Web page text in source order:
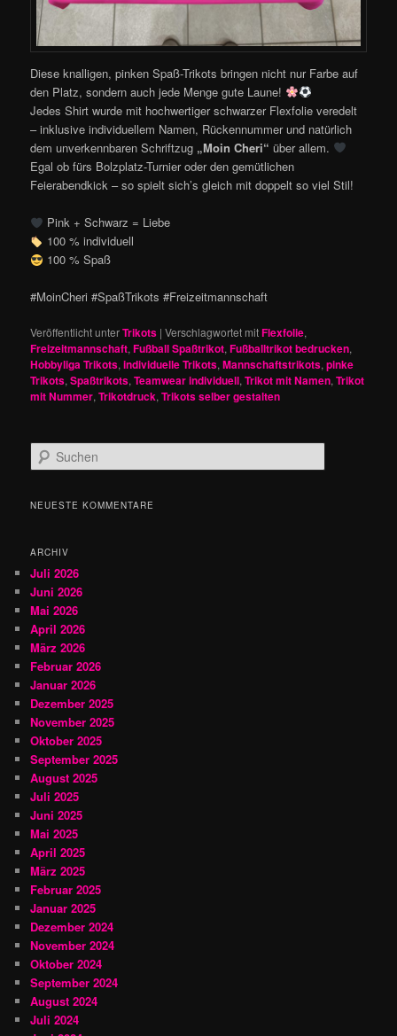
Diese knalligen, pinken Spaß-Trikots bringen nicht nur Farbe auf
den Platz, sondern auch jede Menge gute Laune!
Jedes Shirt wurde mit hochwertiger schwarzer Flexfolie veredelt
– inklusive individuellem Namen, Rückennummer und natürlich
dem unverkennbaren Schriftzug „Moin Cheri“ über allem.
Egal ob fürs Bolzplatz-Turnier oder den gemütlichen
Feierabendkick – so spielt sich’s gleich mit doppelt so viel Stil!
Pink + Schwarz = Liebe
100 % individuell
100 % Spaß
#MoinCheri #SpaßTrikots #Freizeitmannschaft
Veröffentlicht unterTrikots |Verschlagwortet mitFlexfolie,
Freizeitmannschaft,Fußball Spaßtrikot,Fußballtrikot bedrucken,
Hobbyliga Trikots,individuelle Trikots,Mannschaftstrikots,pinke
Trikots,Spaßtrikots,Teamwear individuell,Trikot mit Namen,Trikot
mit Nummer,Trikotdruck,Trikots selber gestalten
u
h
NEUESTE KOMMENTARE
ARCHIV
Juli 2026
Juni 2026
Mai 2026
April 2026
März 2026
Februar 2026
Januar 2026
Dezember 2025
November 2025
Oktober 2025
September 2025
August 2025
Juli 2025
Juni 2025
Mai 2025
April 2025
März 2025
Februar 2025
Januar 2025
Dezember 2024
November 2024
Oktober 2024
September 2024
August 2024
Juli 2024